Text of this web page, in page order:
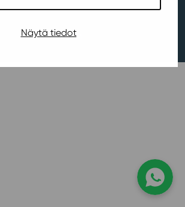
Näytä tiedot
With loveMEOM